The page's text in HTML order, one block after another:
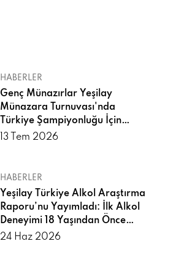
HABERLER
Genç Münazırlar Yeşilay
Münazara Turnuvası'nda
Türkiye Şampiyonluğu İçin
Yarıştı
13 Tem 2026
HABERLER
Yeşilay Türkiye Alkol Araştırma
Raporu’nu Yayımladı: İlk Alkol
Deneyimi 18 Yaşından Önce
Yaşanıyor
24 Haz 2026